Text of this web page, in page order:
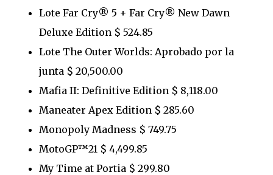
Lote Far Cry® 5 + Far Cry® New Dawn
Deluxe Edition $ 524.85
Lote The Outer Worlds: Aprobado por la
junta $ 20,500.00
Mafia II: Definitive Edition $ 8,118.00
Maneater Apex Edition $ 285.60
Monopoly Madness $ 749.75
MotoGP™21 $ 4,499.85
My Time at Portia $ 299.80